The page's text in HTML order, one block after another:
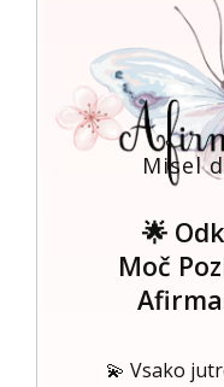
Misel
🌟
Moč
💫 Vsako